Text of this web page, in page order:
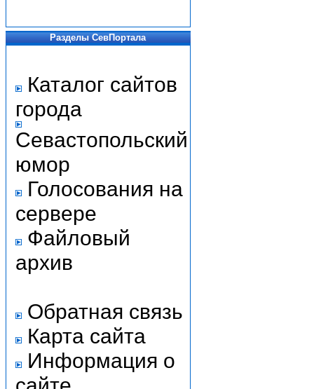
Разделы СевПортала
Каталог сайтов
города
Севастопольский
юмор
Голосования на
сервере
Файловый
архив
Обратная связь
Карта сайта
Информация о